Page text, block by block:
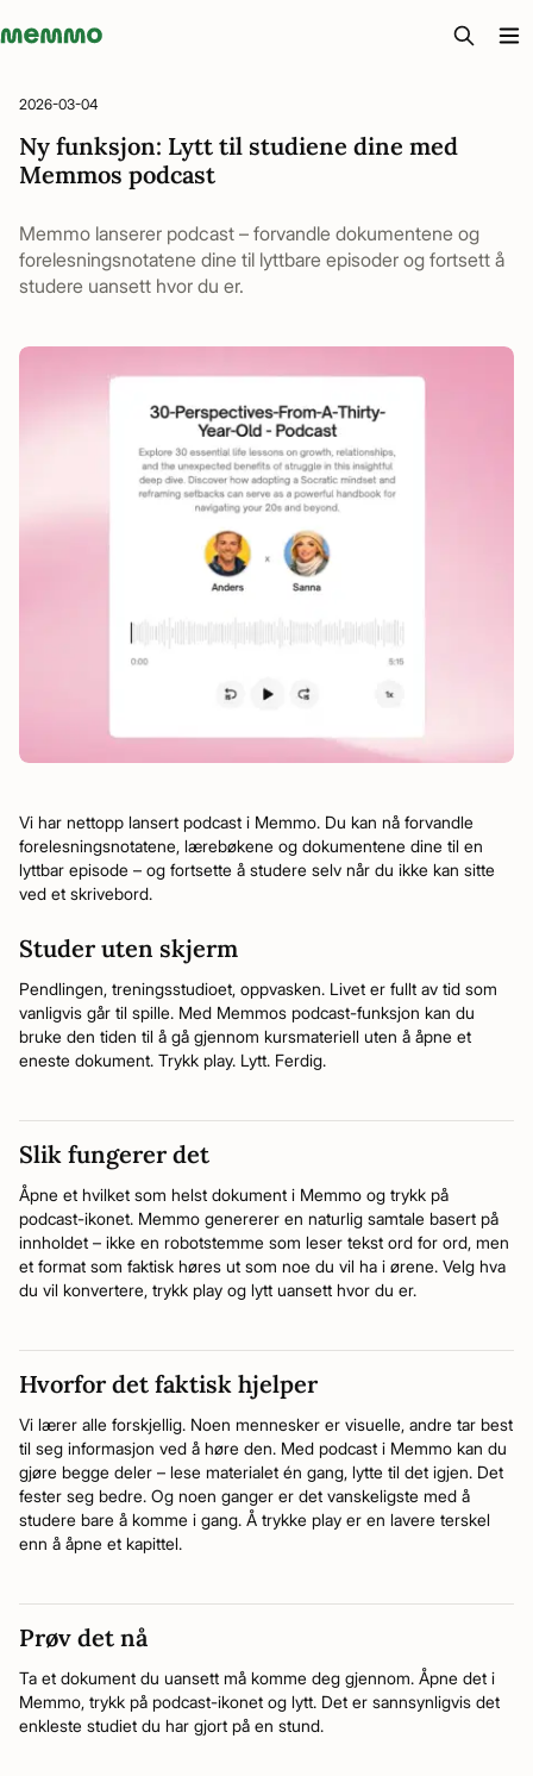
Memmo - AI-verktyg och digital kurslitteratur
2026-03-04
Ny funksjon: Lytt til studiene dine med
Memmos podcast
Memmo lanserer podcast – forvandle dokumentene og
forelesningsnotatene dine til lyttbare episoder og fortsett å
studere uansett hvor du er.
Vi har nettopp lansert podcast i Memmo. Du kan nå forvandle
forelesningsnotatene, lærebøkene og dokumentene dine til en
lyttbar episode – og fortsette å studere selv når du ikke kan sitte
ved et skrivebord.
Studer uten skjerm
Pendlingen, treningsstudioet, oppvasken. Livet er fullt av tid som
vanligvis går til spille. Med Memmos podcast-funksjon kan du
bruke den tiden til å gå gjennom kursmateriell uten å åpne et
eneste dokument. Trykk play. Lytt. Ferdig.
Slik fungerer det
Åpne et hvilket som helst dokument i Memmo og trykk på
podcast-ikonet. Memmo genererer en naturlig samtale basert på
innholdet – ikke en robotstemme som leser tekst ord for ord, men
et format som faktisk høres ut som noe du vil ha i ørene. Velg hva
du vil konvertere, trykk play og lytt uansett hvor du er.
Hvorfor det faktisk hjelper
Vi lærer alle forskjellig. Noen mennesker er visuelle, andre tar best
til seg informasjon ved å høre den. Med podcast i Memmo kan du
gjøre begge deler – lese materialet én gang, lytte til det igjen. Det
fester seg bedre. Og noen ganger er det vanskeligste med å
studere bare å komme i gang. Å trykke play er en lavere terskel
enn å åpne et kapittel.
Prøv det nå
Ta et dokument du uansett må komme deg gjennom. Åpne det i
Memmo, trykk på podcast-ikonet og lytt. Det er sannsynligvis det
enkleste studiet du har gjort på en stund.